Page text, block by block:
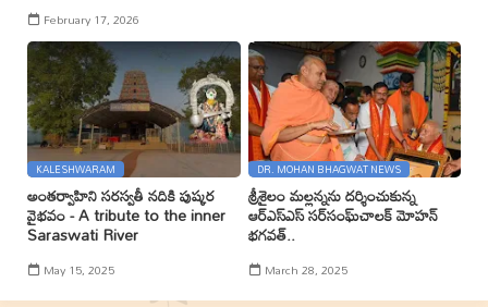
February 17, 2026
KALESHWARAM
అంతర్వాహిని సరస్వతీ నదికి పుష్కర
వైభవం - A tribute to the inner
Saraswati River
May 15, 2025
DR. MOHAN BHAGWAT NEWS
శ్రీశైలం మల్లన్నను దర్శించుకున్న
ఆర్ఎస్ఎస్ సర్‌సంఘ్‌చాలక్ మోహన్
భగవత్..
March 28, 2025